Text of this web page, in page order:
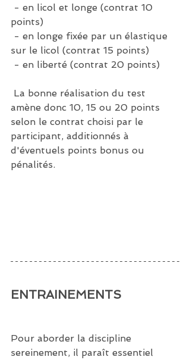
points)
sur le licol (contrat 15 points)
- en liberté (contrat 20 points)
amène donc 10, 15 ou 20 points
selon le contrat choisi par le
participant, additionnés à
d'éventuels points bonus ou
pénalités.
ENTRAINEMENTS
Pour aborder la discipline
sereinement, il paraît essentiel